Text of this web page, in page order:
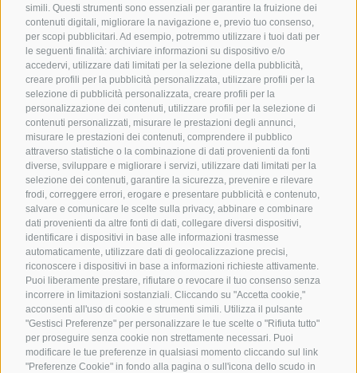
simili. Questi strumenti sono essenziali per garantire la fruizione dei
contenuti digitali, migliorare la navigazione e, previo tuo consenso,
per scopi pubblicitari. Ad esempio, potremmo utilizzare i tuoi dati per
le seguenti finalità: archiviare informazioni su dispositivo e/o
accedervi, utilizzare dati limitati per la selezione della pubblicità,
creare profili per la pubblicità personalizzata, utilizzare profili per la
selezione di pubblicità personalizzata, creare profili per la
personalizzazione dei contenuti, utilizzare profili per la selezione di
contenuti personalizzati, misurare le prestazioni degli annunci,
misurare le prestazioni dei contenuti, comprendere il pubblico
attraverso statistiche o la combinazione di dati provenienti da fonti
diverse, sviluppare e migliorare i servizi, utilizzare dati limitati per la
selezione dei contenuti, garantire la sicurezza, prevenire e rilevare
frodi, correggere errori, erogare e presentare pubblicità e contenuto,
salvare e comunicare le scelte sulla privacy, abbinare e combinare
dati provenienti da altre fonti di dati, collegare diversi dispositivi,
identificare i dispositivi in base alle informazioni trasmesse
automaticamente, utilizzare dati di geolocalizzazione precisi,
riconoscere i dispositivi in base a informazioni richieste attivamente.
Puoi liberamente prestare, rifiutare o revocare il tuo consenso senza
incorrere in limitazioni sostanziali. Cliccando su "Accetta cookie,"
acconsenti all'uso di cookie e strumenti simili. Utilizza il pulsante
"Gestisci Preferenze" per personalizzare le tue scelte o "Rifiuta tutto"
per proseguire senza cookie non strettamente necessari. Puoi
modificare le tue preferenze in qualsiasi momento cliccando sul link
"Preferenze Cookie" in fondo alla pagina o sull'icona dello scudo in